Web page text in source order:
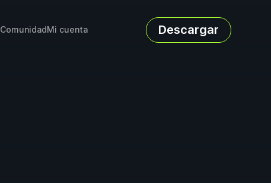
ComunidadMi cuenta Descargar